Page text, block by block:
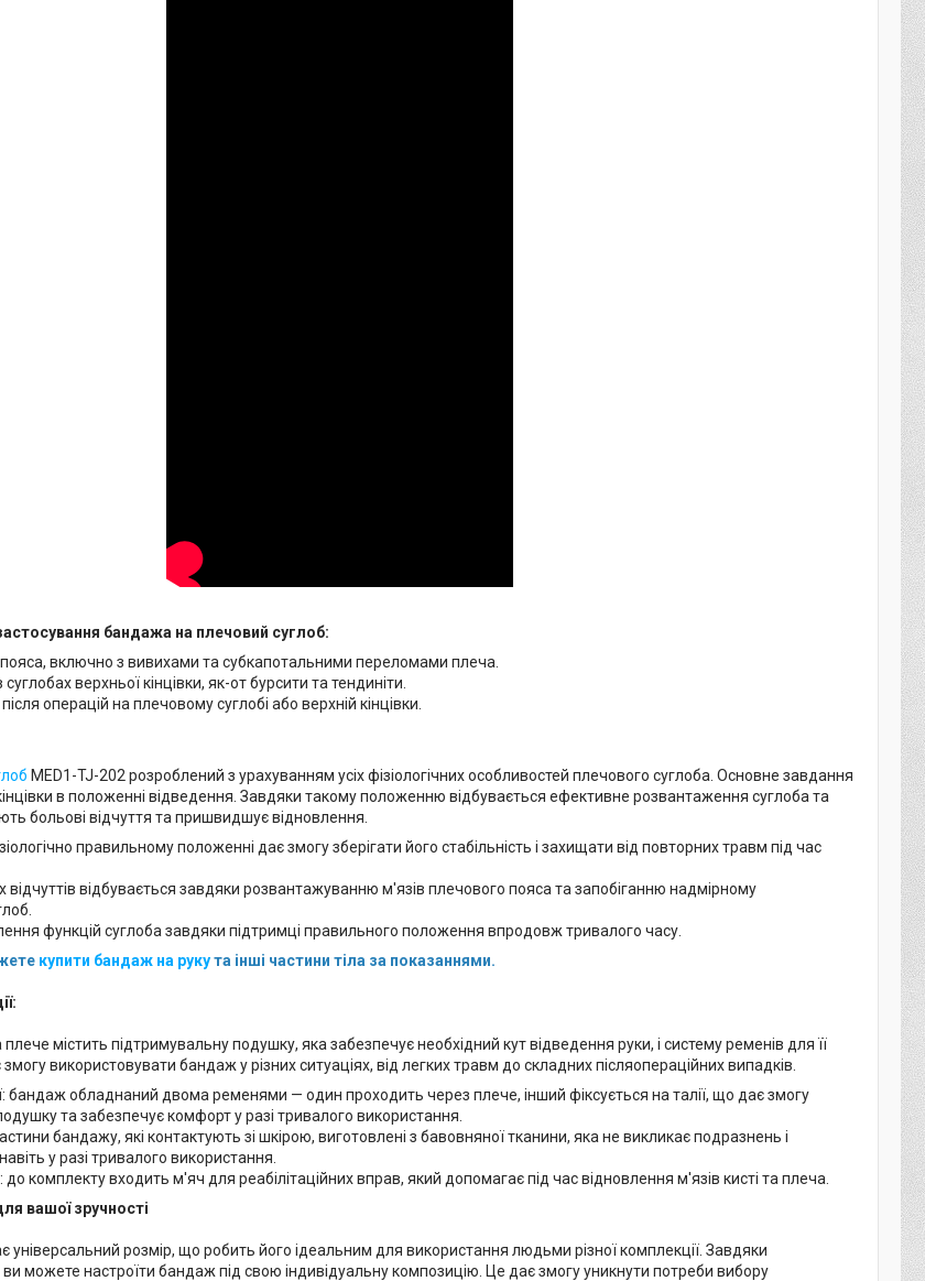
бандажа на плечовий суглоб:
включно з вивихами та субкапотальними переломами плеча.
верхньої кінцівки, як-от бурсити та тендиніти.
після операцій на плечовому суглобі або верхній кінцівки.
MED1-TJ-202 розроблений з урахуванням усіх фізіологічних особливостей плечового суглоба. Основне завдання
в положенні відведення. Завдяки такому положенню відбувається ефективне розвантаження суглоба та
больові відчуття та пришвидшує відновлення.
правильному положенні дає змогу зберігати його стабільність і захищати від повторних травм під час
відбувається завдяки розвантажуванню м'язів плечового пояса та запобіганню надмірному
функцій суглоба завдяки підтримці правильного положення впродовж тривалого часу.
купити бандаж на рукута інші частини тіла за показаннями.
містить підтримувальну подушку, яка забезпечує необхідний кут відведення руки, і систему ременів для її
змогу використовувати бандаж у різних ситуаціях, від легких травм до складних післяопераційних випадків.
бандаж обладнаний двома ременями — один проходить через плече, інший фіксується на талії, що дає змогу
та забезпечує комфорт у разі тривалого використання.
бандажу, які контактують зі шкірою, виготовлені з бавовняної тканини, яка не викликає подразнень і
у разі тривалого використання.
комплекту входить м'яч для реабілітаційних вправ, який допомагає під час відновлення м'язів кисті та плеча.
вашої зручності
розмір, що робить його ідеальним для використання людьми різної комплекції. Завдяки
можете настроїти бандаж під свою індивідуальну композицію. Це дає змогу уникнути потреби вибору